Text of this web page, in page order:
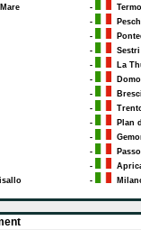
-
-
-
-
Sestri
-
La
-
-
-
-
Plan
-
-
-
-